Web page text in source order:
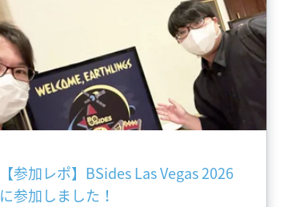
【参加レポ】BSides Las Vegas 2026
に参加しました！